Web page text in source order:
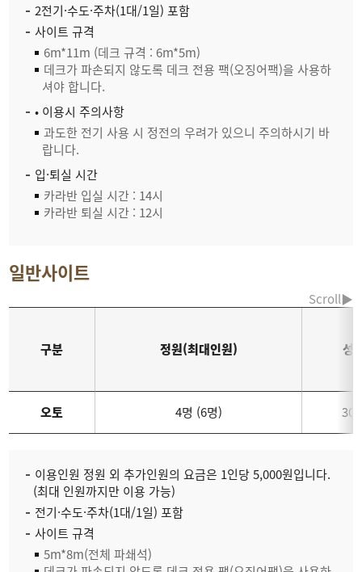
2전기·수도·주차(1대/1일) 포함
사이트 규격
6m*11m (데크 규격 : 6m*5m)
데크가 파손되지 않도록 데크 전용 팩(오징어팩)을 사용하
셔야 합니다.
• 이용시 주의사항
과도한 전기 사용 시 정전의 우려가 있으니 주의하시기 바
랍니다.
입·퇴실 시간
카라반 입실 시간 : 14시
카라반 퇴실 시간 : 12시
일반사이트
구분 정원(최대인원) 성
오토 4명 (6명)
이용인원 정원 외 추가인원의 요금은 1인당 5,000원입니다.
(최대 인원까지만 이용 가능)
전기·수도·주차(1대/1일) 포함
사이트 규격
5m*8m(전체 파쇄석)